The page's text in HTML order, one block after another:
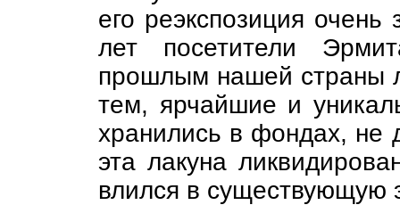
его реэкспозиция
лет посетители
прошлым нашей страны
тем, ярчайшие и
хранились в фондах, не
эта лакуна
влился в существующую